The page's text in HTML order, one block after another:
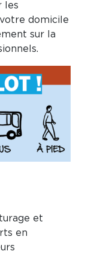
les
domicile
sur la
et
en